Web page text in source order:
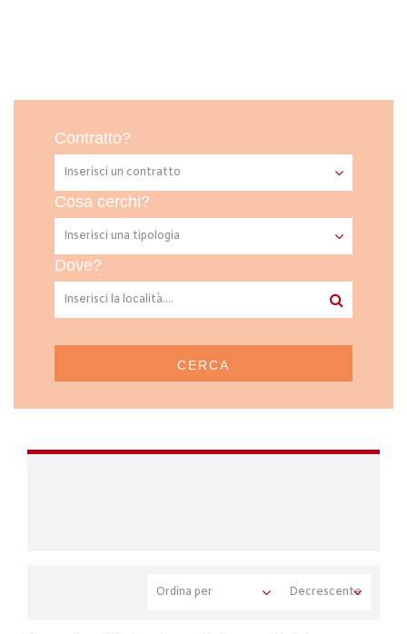
Contratto?
Cosa cerchi?
Dove?
CERCA